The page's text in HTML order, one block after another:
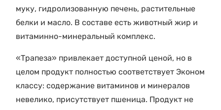
муку, гидролизованную печень, растительные
белки и масло. В составе есть животный жир и
витаминно-минеральный комплекс.
«Трапеза» привлекает доступной ценой, но в
целом продукт полностью соответствует Эконом
классу: содержание витаминов и минералов
невелико, присутствует пшеница. Продукт не